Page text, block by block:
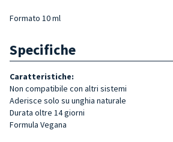
Formato 10 ml
Specifiche
Caratteristiche:
Non compatibile con altri sistemi
Aderisce solo su unghia naturale
Durata oltre 14 giorni
Formula Vegana